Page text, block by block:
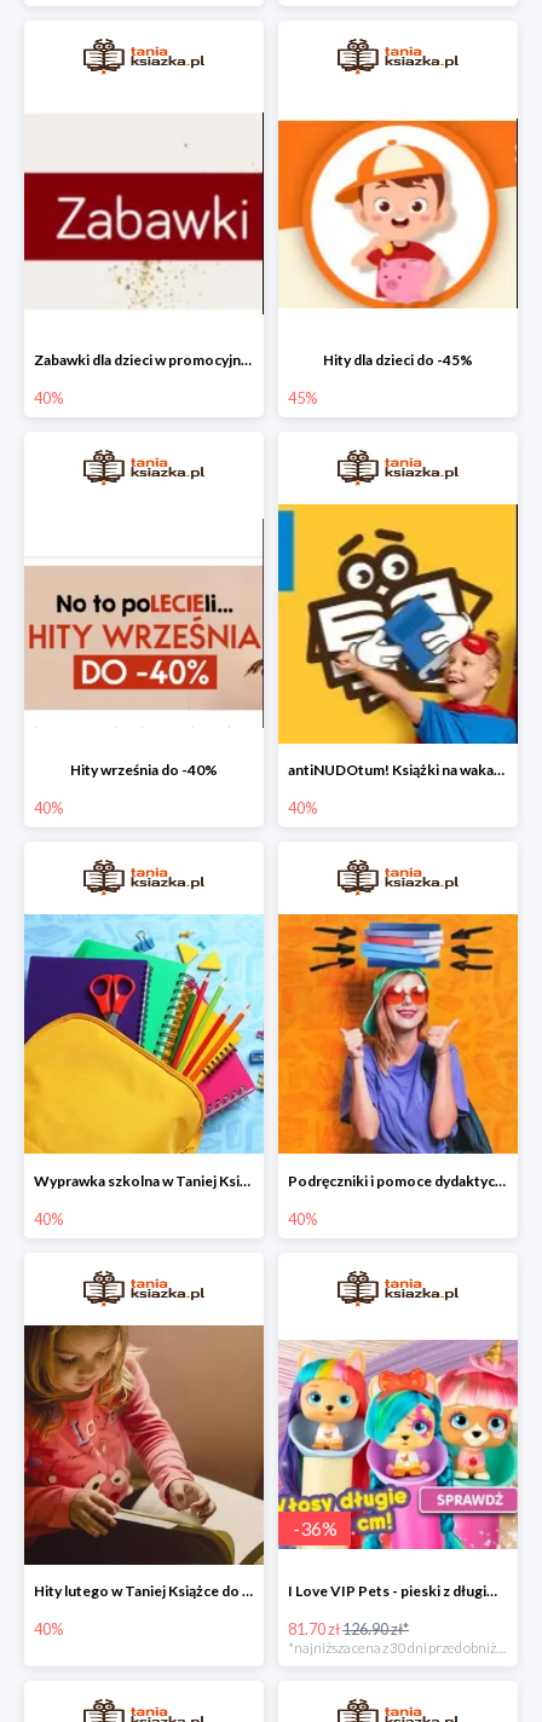
Zabawki dla dzieci w promocyjnych cenach do -40%!
40%
Hity dla dzieci do -45%
45%
Hity września do -40%
40%
antiNUDOtum! Książki na wakacje do -40%
40%
Wyprawka szkolna w Taniej Książce do -40%
40%
Podręczniki i pomoce dydaktyczne w Taniej Książce do -40%
40%
Hity lutego w Taniej Książce do -40%
40%
-36%
I Love VIP Pets - pieski z długimi włosami do stylizacji fryzur -36%
81.70 zł126.90 zł*